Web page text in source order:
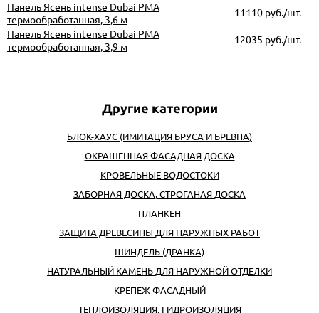
Панель Ясень intense Dubai PMA
термообработанная, 3,6 м
11110 руб./шт.
Панель Ясень intense Dubai PMA
термообработанная, 3,9 м
12035 руб./шт.
БЛОК-ХАУС (ИМИТАЦИЯ БРУСА И БРЕВНА)
ОКРАШЕННАЯ ФАСАДНАЯ ДОСКА
КРОВЕЛЬНЫЕ ВОДОСТОКИ
ЗАБОРНАЯ ДОСКА, СТРОГАНАЯ ДОСКА
ПЛАНКЕН
ЗАЩИТА ДРЕВЕСИНЫ ДЛЯ НАРУЖНЫХ РАБОТ
ШИНДЕЛЬ (ДРАНКА)
НАТУРАЛЬНЫЙ КАМЕНЬ ДЛЯ НАРУЖНОЙ ОТДЕЛКИ
КРЕПЕЖ ФАСАДНЫЙ
ТЕПЛОИЗОЛЯЦИЯ, ГИДРОИЗОЛЯЦИЯ